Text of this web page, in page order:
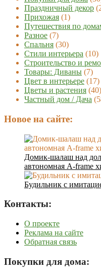
Праздничный декор
Прихожая (1)
Путешествия по
Разное (7)
Спальня (30)
Стили интерьера (10)
Строительство и
Товары: Диваны (7)
Цвет в интерьере (17)
Цветы и растения (40)
Частный дом / Дача
Новое на сайте:
Домик-шалаш над
автономная A-frame
Будильник с
Контакты:
О проекте
Реклама на сайте
Обратная связь
Покупки для дома: